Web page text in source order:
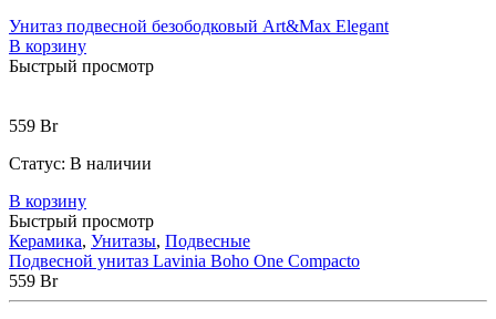
Унитаз подвесной безободковый Art&Max Elegant
В корзину
Быстрый просмотр
559 Br
Статус: В наличии
В корзину
Быстрый просмотр
Керамика, Унитазы, Подвесные
Подвесной унитаз Lavinia Boho One Compacto
559 Br